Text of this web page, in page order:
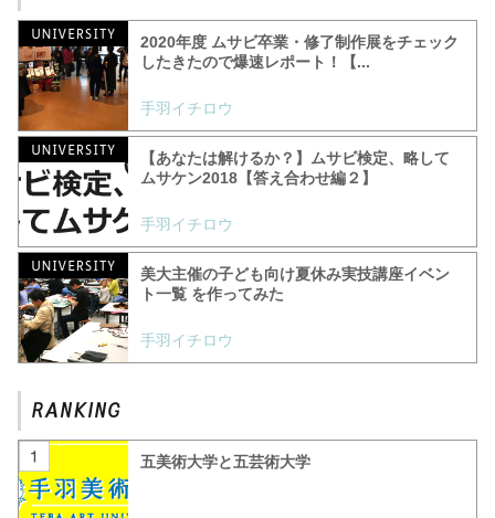
2020年度 ムサビ卒業・修了制作展をチェック
したきたので爆速レポート！【...
手羽イチロウ
【あなたは解けるか？】ムサビ検定、略して
ムサケン2018【答え合わせ編２】
手羽イチロウ
美大主催の子ども向け夏休み実技講座イベン
ト一覧 を作ってみた
手羽イチロウ
五美術大学と五芸術大学